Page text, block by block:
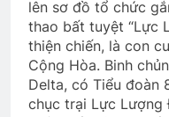
3 Years
Tạ ơn
3 Years
lên sơ đồ tổ chức
thao bất tuyệt “Lực
thiện chiến, là con
Cộng Hòa. Binh
Delta, có Tiểu đoàn
chục trại Lực Lượng